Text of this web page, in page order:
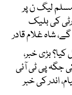
لیگ ن پر
کی بلیک
شاہ غلام قادر
بڑی خبر،
جگہ پی ٹی آئی
اندر کی خبر